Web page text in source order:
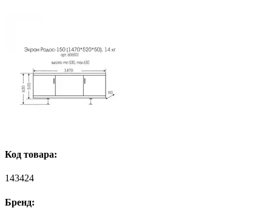
Код товара:
143424
Бренд: